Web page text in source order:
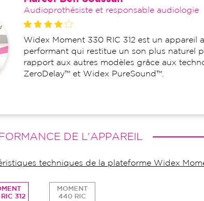
Audioprothésiste et responsable audiologie
Widex Moment 330 RIC 312 est un appareil
performant qui restitue un son plus naturel
rapport aux autres modèles grâce aux
ZeroDelay™ et Widex PureSound™.
DE L'APPAREIL
techniques de la plateforme Widex
312
MOMENT
440 RIC